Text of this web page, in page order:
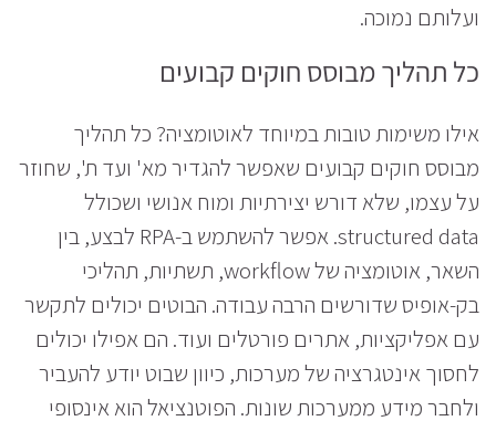
ועלותם נמוכה.
כל תהליך מבוסס חוקים קבועים
אילו משימות טובות במיוחד לאוטומציה? כל תהליך
מבוסס חוקים קבועים שאפשר להגדיר מא' ועד ת', שחוזר
על עצמו, שלא דורש יצירתיות ומוח אנושי ושכולל
structured data. אפשר להשתמש ב-RPA לבצע, בין
השאר, אוטומציה של workflow, תשתיות, תהליכי
בק-אופיס שדורשים הרבה עבודה. הבוטים יכולים לתקשר
עם אפליקציות, אתרים פורטלים ועוד. הם אפילו יכולים
לחסוך אינטגרציה של מערכות, כיוון שבוט יודע להעביר
ולחבר מידע ממערכות שונות. הפוטנציאל הוא אינסופי